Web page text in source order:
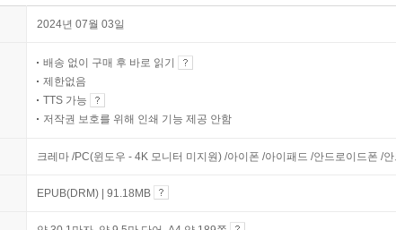
2024년 07월 03일
배송 없이 구매 후 바로 읽기
제한없음
TTS 가능
저작권 보호를 위해 인쇄 기능 제공 안함
크레마 /PC(윈도우 - 4K 모니터 미지원) /아이폰 /아이패드 /안드로이드폰 /
EPUB(DRM) | 91.18MB